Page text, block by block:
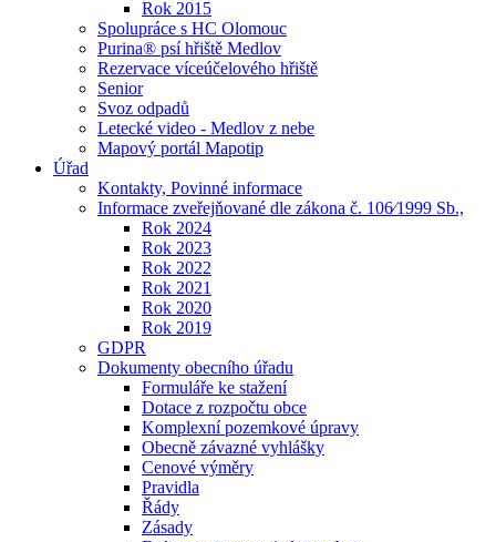
Rok 2015
Spolupráce s HC Olomouc
Purina® psí hřiště Medlov
Rezervace víceúčelového hřiště
Senior
Svoz odpadů
Letecké video - Medlov z nebe
Mapový portál Mapotip
Úřad
Kontakty, Povinné informace
Informace zveřejňované dle zákona č. 106⁄1999 Sb.,
Rok 2024
Rok 2023
Rok 2022
Rok 2021
Rok 2020
Rok 2019
GDPR
Dokumenty obecního úřadu
Formuláře ke stažení
Dotace z rozpočtu obce
Komplexní pozemkové úpravy
Obecně závazné vyhlášky
Cenové výměry
Pravidla
Řády
Zásady